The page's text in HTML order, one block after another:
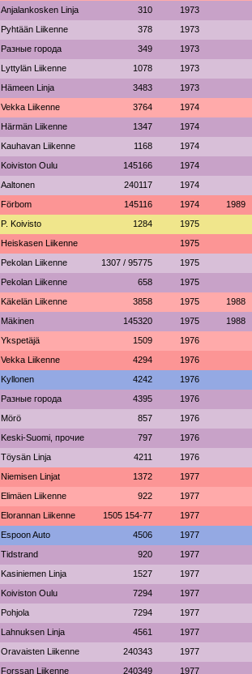
Anjalankosken Linja 310 1973
Pyhtään Liikenne 378 1973
Разные города 349 1973
Lyttylän Liikenne 1078 1973
Hämeen Linja 3483 1973
Vekka Liikenne 3764 1974
Härmän Liikenne 1347 1974
Kauhavan Liikenne 1168 1974
Koiviston Oulu 145166 1974
Aaltonen 240117 1974
Förbom 145116 1974 1989
P. Koivisto 1284 1975
Heiskasen Liikenne 1975
Pekolan Liikenne 1307 / 95775 1975
Pekolan Liikenne 658 1975
Käkelän Liikenne 3858 1975 1988
Mäkinen 145320 1975 1988
Ykspetäjä 1509 1976
Vekka Liikenne 4294 1976
Kyllonen 4242 1976
Разные города 4395 1976
Mörö 857 1976
Keski-Suomi, прочие 797 1976
Töysän Linja 4211 1976
Niemisen Linjat 1372 1977
Elimäen Liikenne 922 1977
Elorannan Liikenne 1505 154-77 1977
Espoon Auto 4506 1977
Tidstrand 920 1977
Kasiniemen Linja 1527 1977
Koiviston Oulu 7294 1977
Pohjola 7294 1977
Lahnuksen Linja 4561 1977
Oravaisten Liikenne 240343 1977
Forssan Liikenne 240349 1977